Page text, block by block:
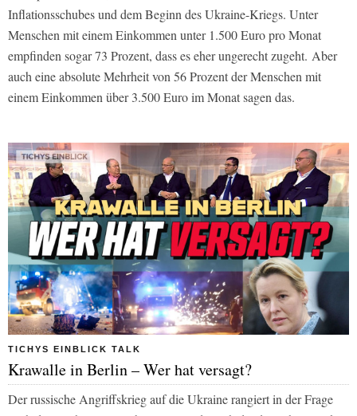
Inflationsschubes und dem Beginn des Ukraine-Kriegs. Unter
Menschen mit einem Einkommen unter 1.500 Euro pro Monat
empfinden sogar 73 Prozent, dass es eher ungerecht zugeht. Aber
auch eine absolute Mehrheit von 56 Prozent der Menschen mit
einem Einkommen über 3.500 Euro im Monat sagen das.
TICHYS EINBLICK TALK
Krawalle in Berlin – Wer hat versagt?
Der russische Angriffskrieg auf die Ukraine rangiert in der Frage